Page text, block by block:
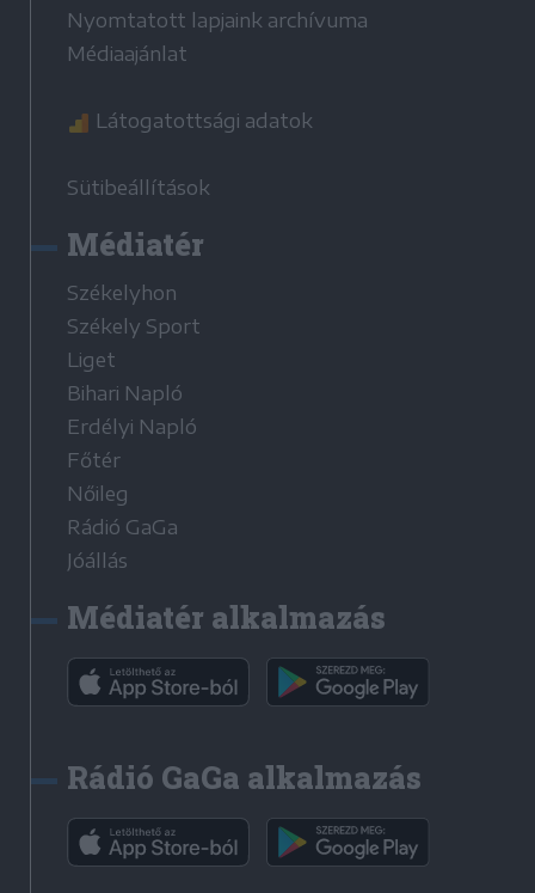
Nyomtatott lapjaink archívuma
Médiaajánlat
Látogatottsági adatok
Sütibeállítások
Médiatér
Székelyhon
Székely Sport
Liget
Bihari Napló
Erdélyi Napló
Főtér
Nőileg
Rádió GaGa
Jóállás
Médiatér alkalmazás
Rádió GaGa alkalmazás